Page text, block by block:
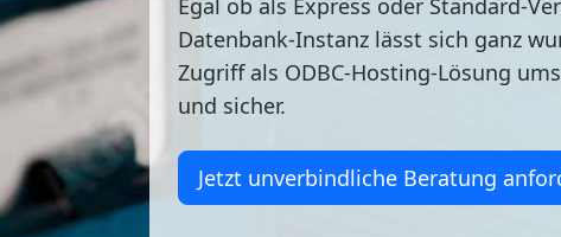
Egal ob als Express oder Standard-
Datenbank-Instanz lässt sich ganz
Zugriff als ODBC-Hosting-Lösung
und sicher.
Jetzt unverbindliche Beratung